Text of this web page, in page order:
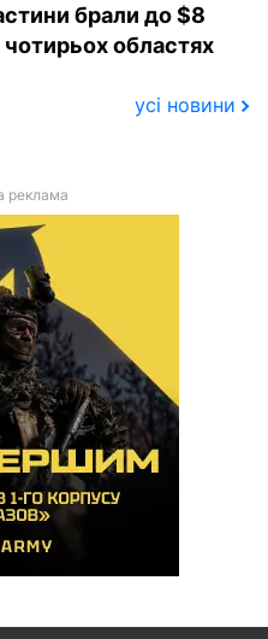
брали до $8
областях
усі новини
реклама